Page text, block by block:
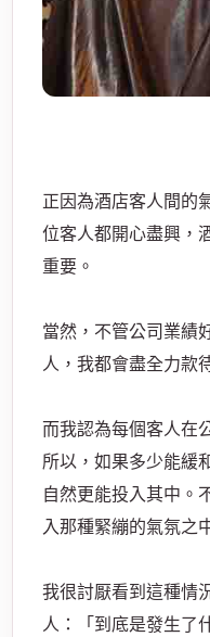
正因為酒店客人間的
位客人都開心盡興，
重要。
當然，不管公司 業績
人，我都會盡全力款
而我認為每個客人在
所以，如果多少能緩
自然更能投入其中。
入那種緊繃的氣氛之
我很討厭看到這種情
人：「到底是發生了